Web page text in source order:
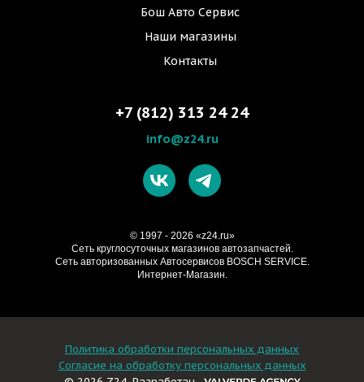
Бош Авто Сервис
Наши магазины
Контакты
+7 (812) 313 24 24
info@z24.ru
© 1997 - 2026 «z24.ru»
Cеть круглосуточных магазинов автозапчастей.
Сеть авторизованных Автосервисов BOSCH SERVICE.
Интернет-Магазин.
Политика обработки персональных данных
Согласие на обработку персональных данных